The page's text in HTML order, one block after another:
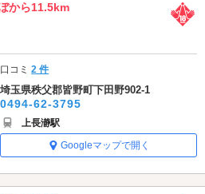
から11.5km
口コミ2 件
埼玉県秩父郡皆野町下田野902-1
0494-62-3795
上長瀞駅
Googleマップで開く